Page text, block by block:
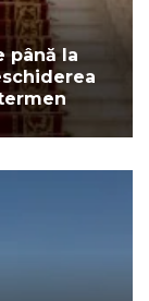
până la